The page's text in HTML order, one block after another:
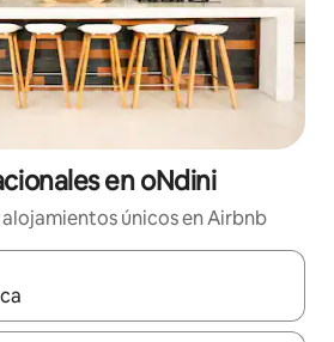
en oNdini
únicos en Airbnb
estén disponibles, navega con las